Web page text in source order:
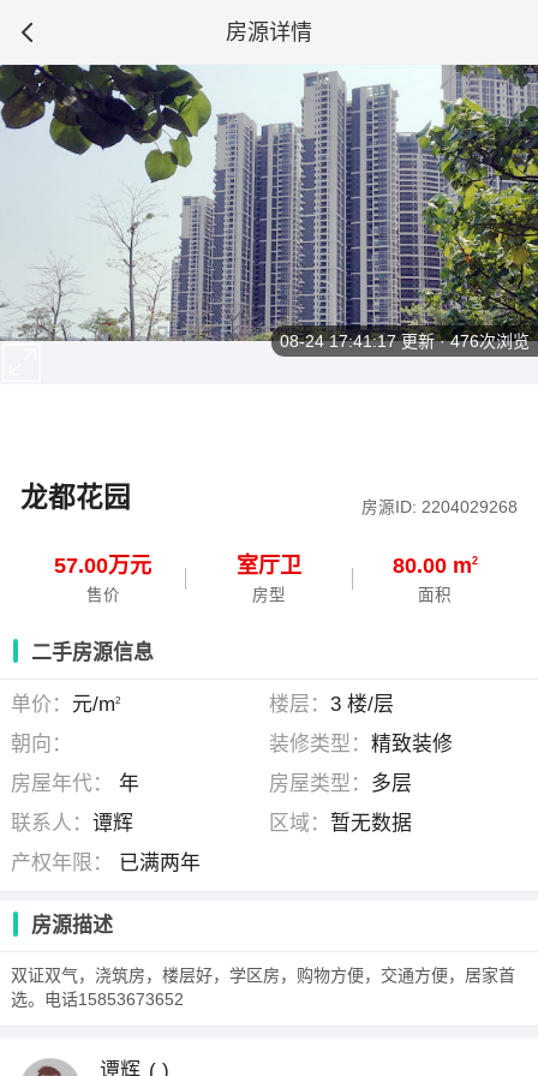
房源详情
龙都花园 房源ID: 2204029268
57.00万元
售价
室厅卫
房型
80.00 m2
面积
08-24 17:41:17更新 · 476次浏览
二手房源信息
单价： 元/m2 楼层： 3 楼/层
朝向：
装修类型： 精致装修
房屋年代：
年 房屋类型： 多层
联系人：谭辉 区域： 暂无数据
产权年限：
已满两年
房源描述
双证双气，浇筑房，楼层好，学区房，购物方便，交通方便，居家首
选。电话15853673652
谭辉 ( )